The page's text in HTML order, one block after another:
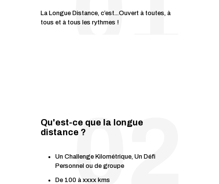
La Longue Distance, c’est...Ouvert à toutes, à
tous et à tous les rythmes !
Qu'est-ce que la longue
distance ?
Un Challenge Kilométrique, Un Défi
Personnel ou de groupe
De 100 à xxxx kms